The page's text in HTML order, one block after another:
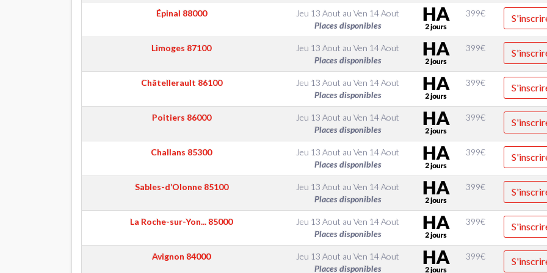
Épinal 88000 Jeu 13 Aout auVen 14 Aout
Places disponibles
399€
Limoges 87100 Jeu 13 Aout auVen 14 Aout
Places disponibles
399€
Châtellerault 86100 Jeu 13 Aout auVen 14 Aout
Places disponibles
399€
Poitiers 86000 Jeu 13 Aout auVen 14 Aout
Places disponibles
399€
Challans 85300 Jeu 13 Aout auVen 14 Aout
Places disponibles
399€
Sables-d’Olonne 85100 Jeu 13 Aout auVen 14 Aout
Places disponibles
399€
La Roche-sur-Yon... 85000 Jeu 13 Aout auVen 14 Aout
Places disponibles
399€
Avignon 84000 Jeu 13 Aout auVen 14 Aout
Places disponibles
399€